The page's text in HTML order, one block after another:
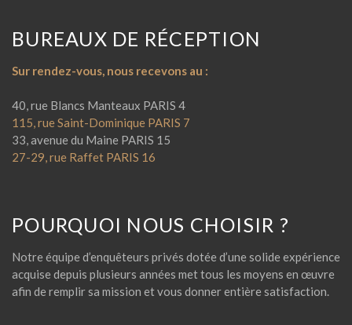
BUREAUX DE RÉCEPTION
Sur rendez-vous, nous recevons au :
40, rue Blancs Manteaux PARIS 4
115, rue Saint-Dominique PARIS 7
33, avenue du Maine PARIS 15
27-29, rue Raffet PARIS 16
POURQUOI NOUS CHOISIR ?
Notre équipe d’enquêteurs privés dotée d’une solide expérience
acquise depuis plusieurs années met tous les moyens en œuvre
afin de remplir sa mission et vous donner entière satisfaction.